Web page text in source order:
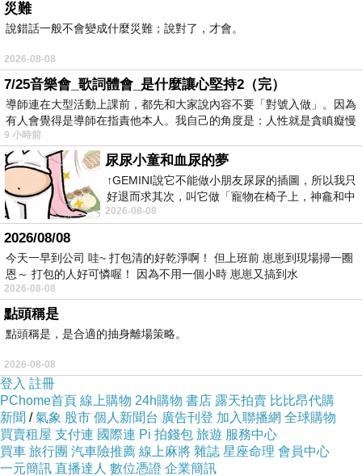
災難
說錯話一般不會變成什麼災難；說對了，才會。
2026-08-08
7/25音樂會_歌詞體會_是什麼讓心堅持2（完）
導師連在大型活動上課前，都先和大家說內容不要「對號入做」。因為
有人會覺得是導師在指責他本人。我自己的角度是：人性就是貪瞋癡慢
9 小時前
尿尿小童和血尿的夢
↑GEMINI說它不能做小朋友尿尿的插圖，所以我只
好退而求其次，叫它做「寵物在椅子上，神龕和中
年人臉孔」的畫了。 六月底
2026-08-08
2026/08/08
今天一早到公司 哇~ 打包清的好乾淨啊！ 但上班前 崽崽到現場掃一圈
恩～ 打包的人好可憐喔！ 因為不用一個小時 崽崽又搞到水
2026-08-08
點頭稱是
點頭稱是，是合適的抽身離場策略。
2026-08-08
登入 註冊
PChome首頁 線上購物 24h購物 書店 露天拍賣 比比昂代購
新聞 /氣象 股市 個人新聞台 廣告刊登 加入聯播網 全球購物
買賣租屋 支付連 國際連 Pi 拍錢包 旅遊 服務中心
買車 旅行團 汽車險推薦 線上麻將 雜誌 星座命理 會員中心
一元簡訊 直播達人 數位憑證 企業簡訊